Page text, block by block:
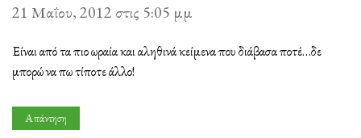
21 Μαΐου, 2012 στις 5:05 μμ
Είναι από τα πιο ωραία και αληθινά κείμενα που διάβασα ποτέ…δε
μπορώ να πω τίποτε άλλο!
Απάντηση